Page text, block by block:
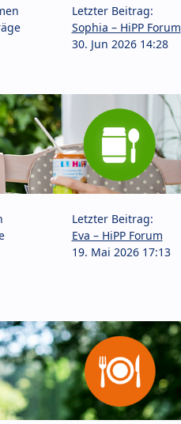
Letzter Beitrag:
Sophia – HiPP Forum
30. Jun 2026 14:28
Letzter Beitrag:
Eva – HiPP Forum
19. Mai 2026 17:13